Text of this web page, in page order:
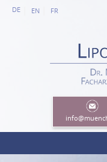
DE EN FR
info